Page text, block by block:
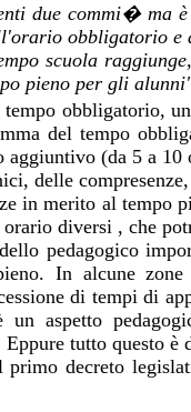
due commi� ma
obbligatorio
scuola
pieno per gli
obbligatorio,
del tempo
aggiuntivo (da 5 a 10
delle
in merito al tempo
diversi , che
pedagogico
In alcune
di tempi di
un aspetto
Eppure tutto questo
primo decreto